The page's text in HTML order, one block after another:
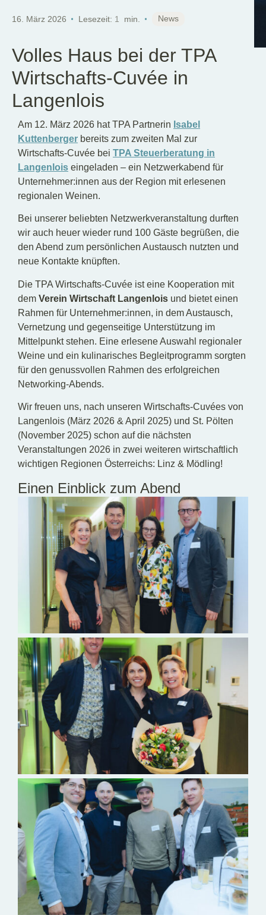
16. März 2026 Lesezeit: 1 min. News
Volles Haus bei der TPA
Wirtschafts-Cuvée in
Langenlois
Am 12. März 2026 hat TPA Partnerin Isabel
Kuttenberger bereits zum zweiten Mal zur
Wirtschafts-Cuvée bei TPA Steuerberatung in
Langenlois eingeladen – ein Netzwerkabend für
Unternehmer:innen aus der Region mit erlesenen
regionalen Weinen.
Bei unserer beliebten Netzwerkveranstaltung durften
wir auch heuer wieder rund 100 Gäste begrüßen, die
den Abend zum persönlichen Austausch nutzten und
neue Kontakte knüpften.
Die TPA Wirtschafts-Cuvée ist eine Kooperation mit
dem Verein Wirtschaft Langenlois und bietet einen
Rahmen für Unternehmer:innen, in dem Austausch,
Vernetzung und gegenseitige Unterstützung im
Mittelpunkt stehen. Eine erlesene Auswahl regionaler
Weine und ein kulinarisches Begleitprogramm sorgten
für den genussvollen Rahmen des erfolgreichen
Networking-Abends.
Wir freuen uns, nach unseren Wirtschafts-Cuvées von
Langenlois (März 2026 & April 2025) und St. Pölten
(November 2025) schon auf die nächsten
Veranstaltungen 2026 in zwei weiteren wirtschaftlich
wichtigen Regionen Österreichs: Linz & Mödling!
Einen Einblick zum Abend